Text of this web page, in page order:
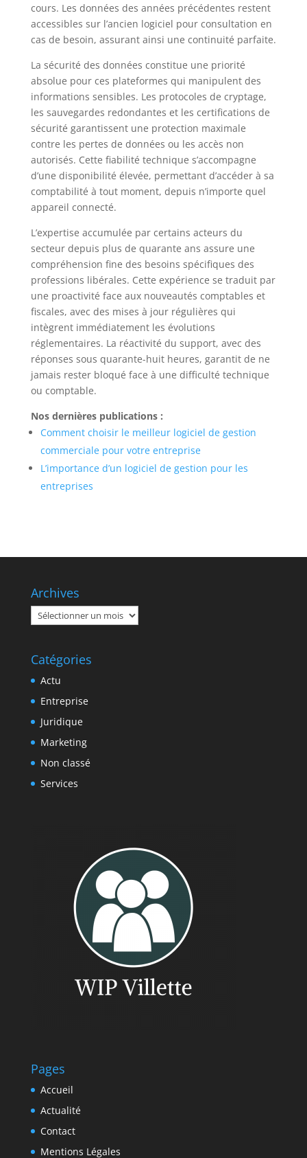
cours. Les données des années précédentes restent
accessibles sur l’ancien logiciel pour consultation en
cas de besoin, assurant ainsi une continuité parfaite.
La sécurité des données constitue une priorité
absolue pour ces plateformes qui manipulent des
informations sensibles. Les protocoles de cryptage,
les sauvegardes redondantes et les certifications de
sécurité garantissent une protection maximale
contre les pertes de données ou les accès non
autorisés. Cette fiabilité technique s’accompagne
d’une disponibilité élevée, permettant d’accéder à sa
comptabilité à tout moment, depuis n’importe quel
appareil connecté.
L’expertise accumulée par certains acteurs du
secteur depuis plus de quarante ans assure une
compréhension fine des besoins spécifiques des
professions libérales. Cette expérience se traduit par
une proactivité face aux nouveautés comptables et
fiscales, avec des mises à jour régulières qui
intègrent immédiatement les évolutions
réglementaires. La réactivité du support, avec des
réponses sous quarante-huit heures, garantit de ne
jamais rester bloqué face à une difficulté technique
ou comptable.
Nos dernières publications :
Comment choisir le meilleur logiciel de gestion
commerciale pour votre entreprise
L’importance d’un logiciel de gestion pour les
entreprises
Archives
Archives
Catégories
Actu
Entreprise
Juridique
Marketing
Non classé
Services
Pages
Accueil
Actualité
Contact
Mentions Légales